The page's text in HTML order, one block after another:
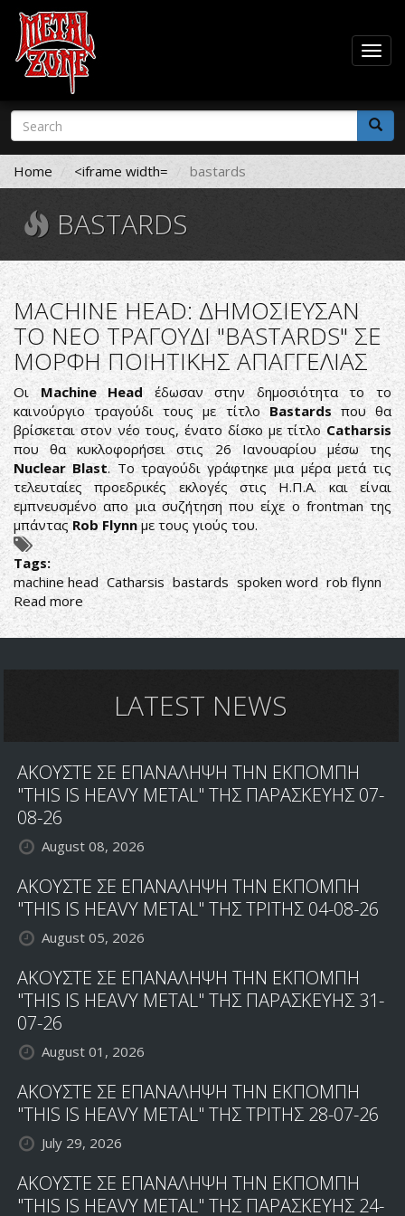
Skip
main
content
Search
form
Search
Home <iframe width= bastards
BASTARDS
MACHINE HEAD: ΔΗΜΟΣΙΕΥΣΑΝ
ΤΟ ΝΕΟ ΤΡΑΓΟΥΔΙ "BASTARDS" ΣΕ
ΜΟΡΦΗ ΠΟΙΗΤΙΚΗΣ ΑΠΑΓΓΕΛΙΑΣ
Οι Machine Headέδωσαν στην δημοσιότητα το το
καινούργιο τραγούδι τους με τίτλο Bastards που θα
βρίσκεται στον νέο τους, ένατο δίσκο με τίτλο Catharsis
που θα κυκλοφορήσει στις 26 Ιανουαρίου μέσω της
Nuclear Blast. Το τραγούδι γράφτηκε μια μέρα μετά τις
τελευταίες προεδρικές εκλογές στις Η.Π.Α. και είναι
εμπνευσμένο απο μια συζήτηση που είχε ο frontman της
μπάνταςRob Flynnμε τους γιούς του.
Tags:
machine head Catharsis bastards spoken word rob flynn
Read more about
MACHINE
HEAD:
ΤΡΑΓΟΥΔΙ
ΜΟΡΦΗ
ΠΟΙΗΤΙΚΗΣ
LATEST NEWS
ΑΚΟΥΣΤΕ ΣΕ ΕΠΑΝΑΛΗΨΗ ΤΗΝ ΕΚΠΟΜΠΗ
"THIS IS HEAVY METAL" ΤΗΣ ΠΑΡΑΣΚΕΥΗΣ 07-
08-26
August 08, 2026
ΑΚΟΥΣΤΕ ΣΕ ΕΠΑΝΑΛΗΨΗ ΤΗΝ ΕΚΠΟΜΠΗ
"THIS IS HEAVY METAL" ΤΗΣ ΤΡΙΤΗΣ 04-08-26
August 05, 2026
ΑΚΟΥΣΤΕ ΣΕ ΕΠΑΝΑΛΗΨΗ ΤΗΝ ΕΚΠΟΜΠΗ
"THIS IS HEAVY METAL" ΤΗΣ ΠΑΡΑΣΚΕΥΗΣ 31-
07-26
August 01, 2026
ΑΚΟΥΣΤΕ ΣΕ ΕΠΑΝΑΛΗΨΗ ΤΗΝ ΕΚΠΟΜΠΗ
"THIS IS HEAVY METAL" ΤΗΣ ΤΡΙΤΗΣ 28-07-26
July 29, 2026
ΑΚΟΥΣΤΕ ΣΕ ΕΠΑΝΑΛΗΨΗ ΤΗΝ ΕΚΠΟΜΠΗ
"THIS IS HEAVY METAL" ΤΗΣ ΠΑΡΑΣΚΕΥΗΣ 24-